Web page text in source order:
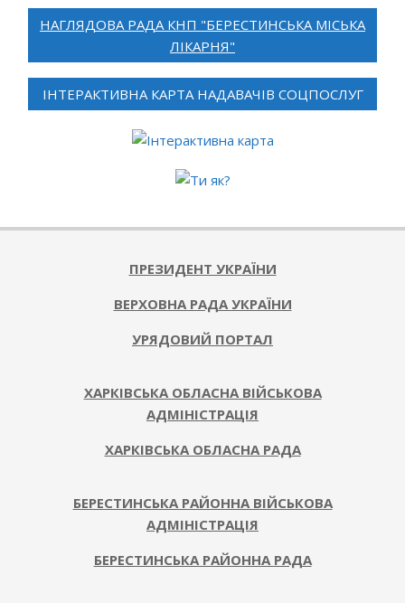
НАГЛЯДОВА РАДА КНП "БЕРЕСТИНСЬКА МІСЬКА
ЛІКАРНЯ"
ІНТЕРАКТИВНА КАРТА НАДАВАЧІВ СОЦПОСЛУГ
ПРЕЗИДЕНТ УКРАЇНИ
ВЕРХОВНА РАДА УКРАЇНИ
УРЯДОВИЙ ПОРТАЛ
ХАРКІВСЬКА ОБЛАСНА ВІЙСЬКОВА
АДМІНІСТРАЦІЯ
ХАРКІВСЬКА ОБЛАСНА РАДА
БЕРЕСТИНСЬКА РАЙОННА ВІЙСЬКОВА
АДМІНІСТРАЦІЯ
БЕРЕСТИНСЬКА РАЙОННА РАДА